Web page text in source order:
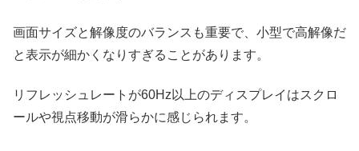
画面サイズと解像度のバランスも重要で、小型で高解像だ
と表示が細かくなりすぎることがあります。
リフレッシュレートが60Hz以上のディスプレイはスクロ
ールや視点移動が滑らかに感じられます。